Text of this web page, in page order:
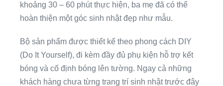
khoảng 30 – 60 phút thực hiện, ba mẹ đã có thể
hoàn thiện một góc sinh nhật đẹp như mẫu.
Bộ sản phẩm được thiết kế theo phong cách DIY
(Do It Yourself), đi kèm đầy đủ phụ kiện hỗ trợ kết
bóng và cố định bóng lên tường. Ngay cả những
khách hàng chưa từng trang trí sinh nhật trước đây